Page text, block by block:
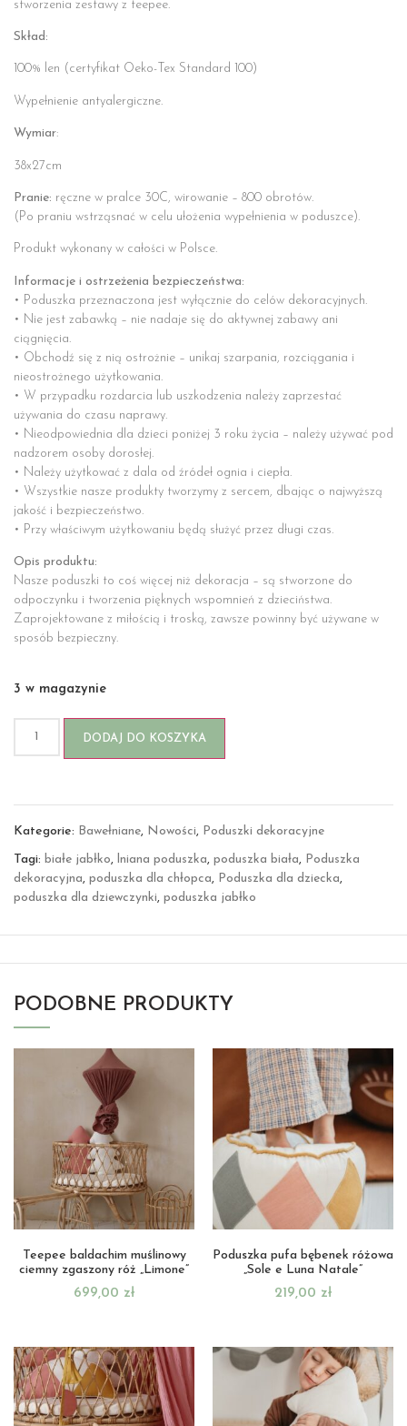
stworzenia zestawy z teepee.
Skład:
100% len (certyfikat Oeko-Tex Standard 100)
Wypełnienie antyalergiczne.
Wymiar:
38x27cm
Pranie: ręczne w pralce 30C, wirowanie – 800 obrotów.
(Po praniu wstrząsnać w celu ułożenia wypełnienia w poduszce).
Produkt wykonany w całości w Polsce.
Informacje i ostrzeżenia bezpieczeństwa:
• Poduszka przeznaczona jest wyłącznie do celów dekoracyjnych.
• Nie jest zabawką – nie nadaje się do aktywnej zabawy ani
ciągnięcia.
• Obchodź się z nią ostrożnie – unikaj szarpania, rozciągania i
nieostrożnego użytkowania.
• W przypadku rozdarcia lub uszkodzenia należy zaprzestać
używania do czasu naprawy.
• Nieodpowiednia dla dzieci poniżej 3 roku życia – należy używać pod
nadzorem osoby dorosłej.
• Należy użytkować z dala od źródeł ognia i ciepła.
• Wszystkie nasze produkty tworzymy z sercem, dbając o najwyższą
jakość i bezpieczeństwo.
• Przy właściwym użytkowaniu będą służyć przez długi czas.
Opis produktu:
Nasze poduszki to coś więcej niż dekoracja – są stworzone do
odpoczynku i tworzenia pięknych wspomnień z dzieciństwa.
Zaprojektowane z miłością i troską, zawsze powinny być używane w
sposób bezpieczny.
3 w magazynie
DODAJ DO KOSZYKA
Kategorie: Bawełniane, Nowości, Poduszki dekoracyjne
Tagi: białe jabłko, lniana poduszka, poduszka biała, Poduszka
dekoracyjna, poduszka dla chłopca, Poduszka dla dziecka,
poduszka dla dziewczynki, poduszka jabłko
PODOBNE PRODUKTY
Teepee baldachim muślinowy
ciemny zgaszony róż „Limone”
699,00 zł
Poduszka pufa bębenek różowa
„Sole e Luna Natale”
219,00 zł